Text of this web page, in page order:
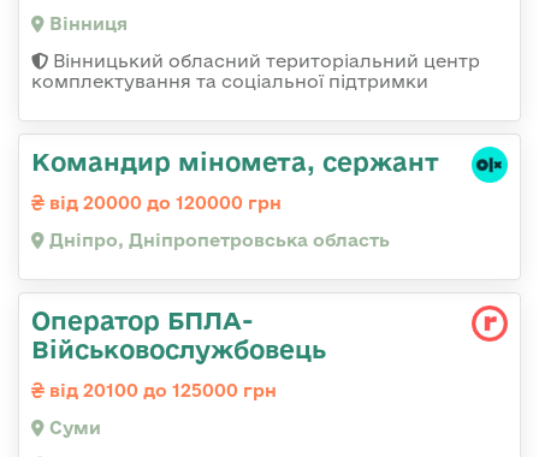
Вінниця
Вінницький обласний територіальний центр
комплектування та соціальної підтримки
Командир міномета, сержант
від 20000 до 120000 грн
Дніпро, Дніпропетровська область
Оператор БПЛА-
Військовослужбовець
від 20100 до 125000 грн
Суми